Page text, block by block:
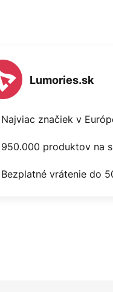
Lumories.sk
Najviac značiek v
950.000 produktov na
Bezplatné vrátenie do